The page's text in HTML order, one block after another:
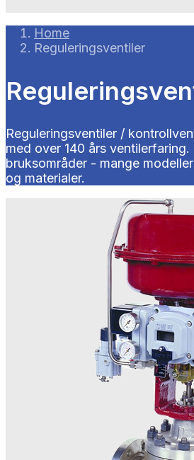
Home
Reguleringsventiler
Reguleringsventiler /
med over 140 års ventilerfaring.
bruksområder - mange
og materialer.